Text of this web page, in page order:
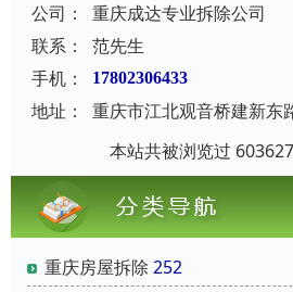
公司：
重庆成达专业拆除公司
联系：
范先生
手机：
17802306433
地址：
重庆市江北观音桥建新东
本站共被浏览过
重庆房屋拆除 252